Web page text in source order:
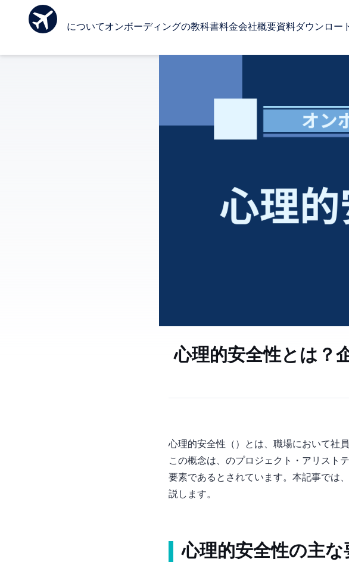
Ombo についてオンボーディングの教科書料金会社概要資料ダウンロー
心理的安全性とは？
心理的安全性（Psychological Safety）とは、職
この概念は、Googleのプロジェクト・アリ
要素であるとされています。本記事では
説します。
心理的安全性の主な